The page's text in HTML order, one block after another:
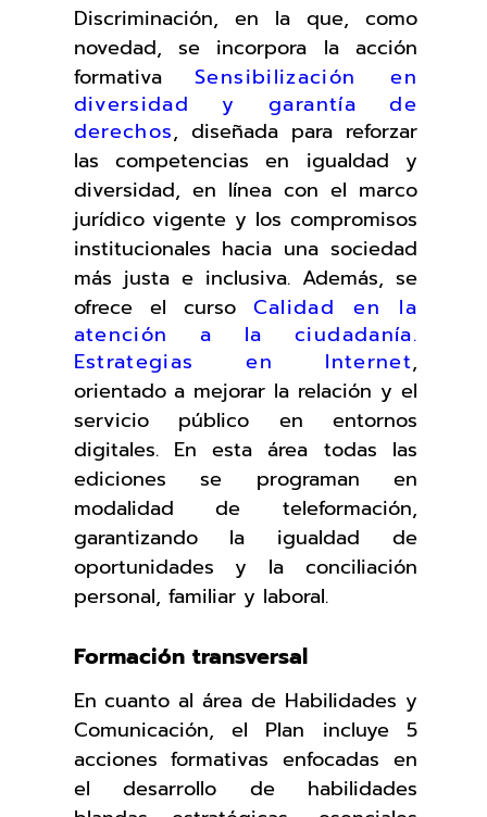
Discriminación, en la que, como
novedad, se incorpora la acción
formativaSensibilización en
diversidad y garantía de
derechos, diseñada para reforzar
las competencias en igualdad y
diversidad, en línea con el marco
jurídico vigente y los compromisos
institucionales hacia una sociedad
más justa e inclusiva. Además, se
ofrece el curso Calidad en la
atención a la ciudadanía.
Estrategias en Internet,
orientado a mejorar la relación y el
servicio público en entornos
digitales. En esta área todas las
ediciones se programan en
modalidad de teleformación,
garantizando la igualdad de
oportunidades y la conciliación
personal, familiar y laboral.
Formación transversal
En cuanto al área de Habilidades y
Comunicación, el Plan incluye 5
acciones formativas enfocadas en
el desarrollo de habilidades